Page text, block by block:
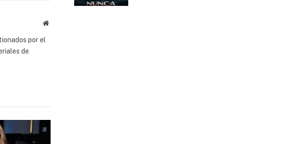
Sitio
por el
de